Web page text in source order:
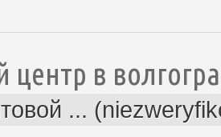
центр в
...